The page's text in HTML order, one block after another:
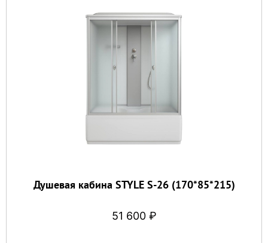
Душевая кабина STYLE S-26 (170*85*215)
51 600 ₽